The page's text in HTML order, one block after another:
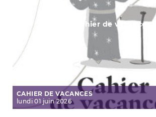
Cahier de vacances
CAHIER DE VACANCES
lundi 01 juin 2026